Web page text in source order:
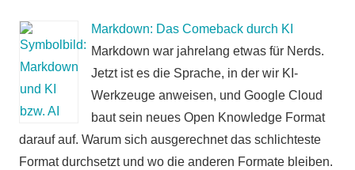
Markdown: Das Comeback durch KI
Markdown war jahrelang etwas für Nerds.
Jetzt ist es die Sprache, in der wir KI-
Werkzeuge anweisen, und Google Cloud
baut sein neues Open Knowledge Format
darauf auf. Warum sich ausgerechnet das schlichteste
Format durchsetzt und wo die anderen Formate bleiben.